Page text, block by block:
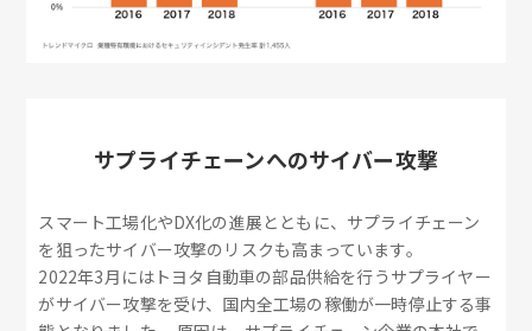
サプライチェーンへのサイバー攻撃
スマート工場化やDX化の進展とともに、サプライチェーン
を狙ったサイバー攻撃のリスクも高まっています。
2022年3月にはトヨタ自動車の部品供給を行うサプライヤー
がサイバー攻撃を受け、国内全工場の稼働が一時停止する事